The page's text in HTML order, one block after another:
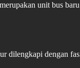
unit bus
dilengkapi dengan